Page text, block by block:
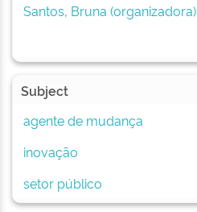
Santos, Bruna (organizadora)
Subject
agente de mudança
inovação
setor público